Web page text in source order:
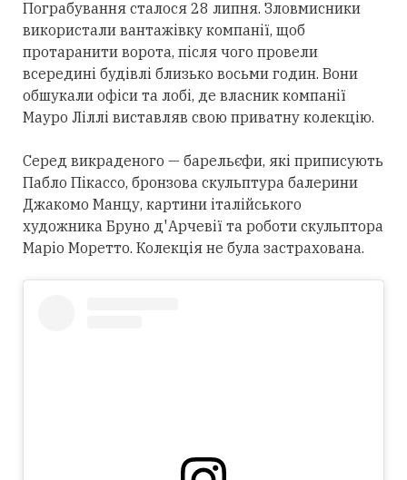
Пограбування сталося 28 липня. Зловмисники
використали вантажівку компанії, щоб
протаранити ворота, після чого провели
всередині будівлі близько восьми годин. Вони
обшукали офіси та лобі, де власник компанії
Мауро Ліллі виставляв свою приватну колекцію.
Серед викраденого — барельєфи, які приписують
Пабло Пікассо, бронзова скульптура балерини
Джакомо Манцу, картини італійського
художника Бруно д'Арчевії та роботи скульптора
Маріо Моретто. Колекція не була застрахована.